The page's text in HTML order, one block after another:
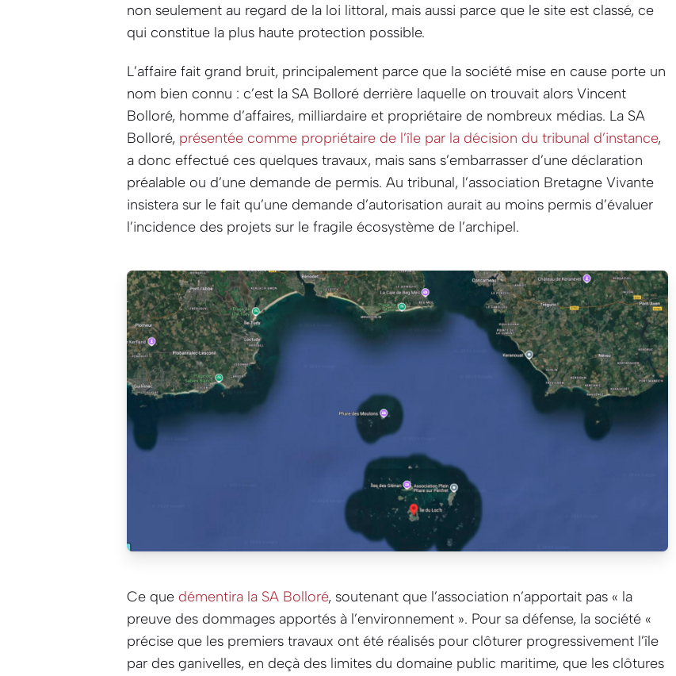
non seulement au regard de la loi littoral, mais aussi parce que le site est classé, ce
qui constitue la plus haute protection possible.
L’affaire fait grand bruit, principalement parce que la société mise en cause porte un
nom bien connu : c’est la SA Bolloré derrière laquelle on trouvait alors Vincent
Bolloré, homme d’affaires, milliardaire et propriétaire de nombreux médias. La SA
Bolloré, présentée comme propriétaire de l’île par la décision du tribunal d’instance,
a donc effectué ces quelques travaux, mais sans s’embarrasser d’une déclaration
préalable ou d’une demande de permis. Au tribunal, l’association Bretagne Vivante
insistera sur le fait qu’une demande d’autorisation aurait au moins permis d’évaluer
l’incidence des projets sur le fragile écosystème de l’archipel.
Ce quedémentira la SA Bolloré, soutenant que l’association n’apportait pas « la
preuve des dommages apportés à l’environnement ». Pour sa défense, la société «
précise que les premiers travaux ont été réalisés pour clôturer progressivement l’île
par des ganivelles, en deçà des limites du domaine public maritime, que les clôtures